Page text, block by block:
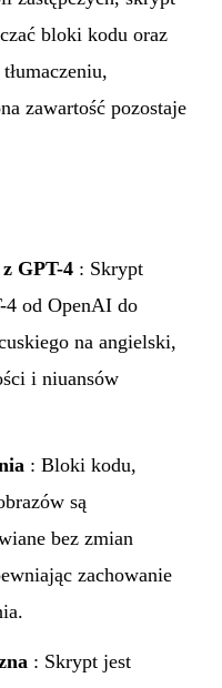
bloki kodu oraz
zawartość pozostaje
GPT-4 : Skrypt
4 od OpenAI do
na angielski,
i niuansów
: Bloki kodu,
są
bez zmian
zachowanie
: Skrypt jest